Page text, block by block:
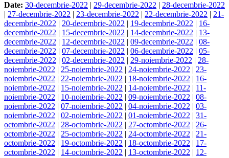
Date: 30-decembrie-2022 | 29-decembrie-2022 | 28-decembrie-2022
| 27-decembrie-2022 | 23-decembrie-2022 | 22-decembrie-2022 | 21-
decembrie-2022 | 20-decembrie-2022 | 19-decembrie-2022 | 16-
decembrie-2022 | 15-decembrie-2022 | 14-decembrie-2022 | 13-
decembrie-2022 | 12-decembrie-2022 | 09-decembrie-2022 | 08-
decembrie-2022 | 07-decembrie-2022 | 06-decembrie-2022 | 05-
decembrie-2022 | 02-decembrie-2022 | 29-noiembrie-2022 | 28-
noiembrie-2022 | 25-noiembrie-2022 | 24-noiembrie-2022 | 23-
noiembrie-2022 | 22-noiembrie-2022 | 18-noiembrie-2022 | 16-
noiembrie-2022 | 15-noiembrie-2022 | 14-noiembrie-2022 | 11-
noiembrie-2022 | 10-noiembrie-2022 | 09-noiembrie-2022 | 08-
noiembrie-2022 | 07-noiembrie-2022 | 04-noiembrie-2022 | 03-
noiembrie-2022 | 02-noiembrie-2022 | 01-noiembrie-2022 | 31-
octombrie-2022 | 28-octombrie-2022 | 27-octombrie-2022 | 26-
octombrie-2022 | 25-octombrie-2022 | 24-octombrie-2022 | 21-
octombrie-2022 | 19-octombrie-2022 | 18-octombrie-2022 | 17-
octombrie-2022 | 14-octombrie-2022 | 13-octombrie-2022 | 12-